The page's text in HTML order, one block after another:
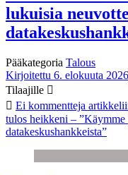
lukuisia
Pääkategoria Talous
Kirjoitettu 6. elokuuta
Tilaajille
Ei kommentteja
tulos heikkeni –
datakeskushankkeista”